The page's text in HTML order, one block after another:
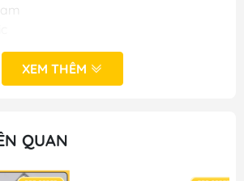
hành: T4/2024
ANIME CHÍNH HÃNG NHẬT BẢN
Liệt - Hoàng Mai - Hà Nội
XEM THÊM
QUAN